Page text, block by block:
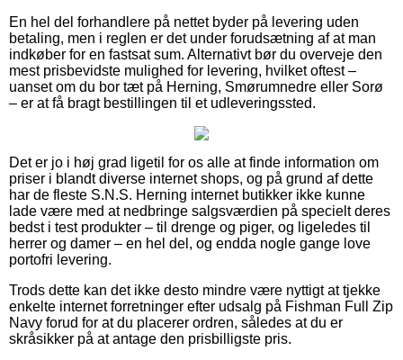
En hel del forhandlere på nettet byder på levering uden
betaling, men i reglen er det under forudsætning af at man
indkøber for en fastsat sum. Alternativt bør du overveje den
mest prisbevidste mulighed for levering, hvilket oftest –
uanset om du bor tæt på Herning, Smørumnedre eller Sorø
– er at få bragt bestillingen til et udleveringssted.
Det er jo i høj grad ligetil for os alle at finde information om
priser i blandt diverse internet shops, og på grund af dette
har de fleste S.N.S. Herning internet butikker ikke kunne
lade være med at nedbringe salgsværdien på specielt deres
bedst i test produkter – til drenge og piger, og ligeledes til
herrer og damer – en hel del, og endda nogle gange love
portofri levering.
Trods dette kan det ikke desto mindre være nyttigt at tjekke
enkelte internet forretninger efter udsalg på Fishman Full Zip
Navy forud for at du placerer ordren, således at du er
skråsikker på at antage den prisbilligste pris.